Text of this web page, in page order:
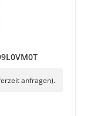
anfragen).